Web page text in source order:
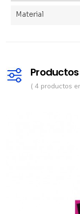
Material
( 4 productos